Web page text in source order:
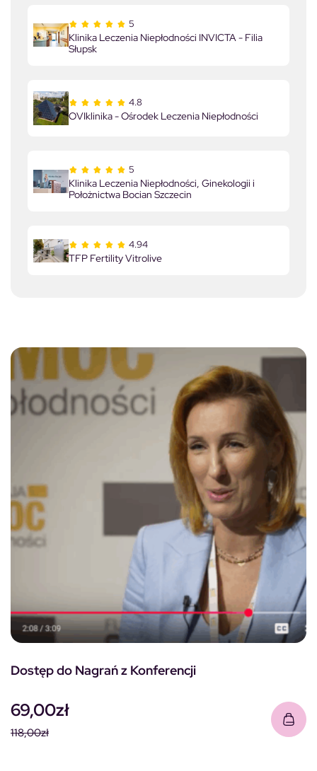
5
Klinika Leczenia Niepłodności INVICTA - Filia
Słupsk
4.8
OVIklinika - Ośrodek Leczenia Niepłodności
5
Klinika Leczenia Niepłodności, Ginekologii i
Położnictwa Bocian Szczecin
4.94
TFP Fertility Vitrolive
Dostęp do Nagrań z Konferencji
118,00zł
69,00zł